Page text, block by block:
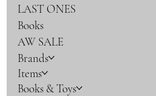
LAST ONES
Books
AW SALE
Brands
Items
Books & Toys